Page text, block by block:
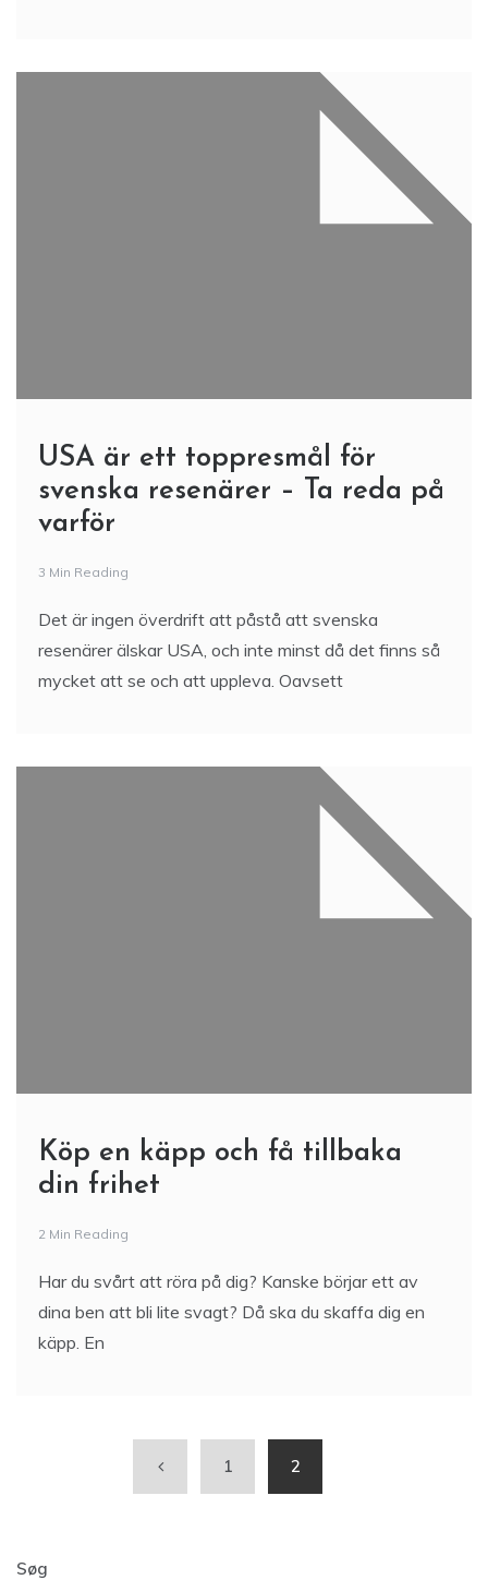
USA är ett toppresmål för
svenska resenärer – Ta reda på
varför
3 Min Reading
Det är ingen överdrift att påstå att svenska
resenärer älskar USA, och inte minst då det finns så
mycket att se och att uppleva. Oavsett
Köp en käpp och få tillbaka
din frihet
2 Min Reading
Har du svårt att röra på dig? Kanske börjar ett av
dina ben att bli lite svagt? Då ska du skaffa dig en
käpp. En
1 2
Søg